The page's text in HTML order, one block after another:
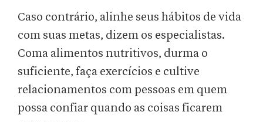
Caso contrário, alinhe seus hábitos de vida
com suas metas, dizem os especialistas.
Coma alimentos nutritivos, durma o
suficiente, faça exercícios e cultive
relacionamentos com pessoas em quem
possa confiar quando as coisas ficarem